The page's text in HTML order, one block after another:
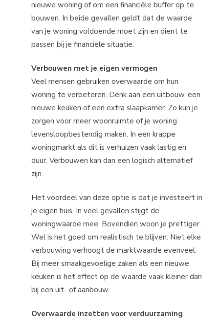
nieuwe woning of om een financiële buffer op te
bouwen. In beide gevallen geldt dat de waarde
van je woning voldoende moet zijn en dient te
passen bij je financiële situatie.
Verbouwen met je eigen vermogen
Veel mensen gebruiken overwaarde om hun
woning te verbeteren. Denk aan een uitbouw, een
nieuwe keuken of een extra slaapkamer. Zo kun je
zorgen voor meer woonruimte of je woning
levensloopbestendig maken. In een krappe
woningmarkt als dit is verhuizen vaak lastig en
duur. Verbouwen kan dan een logisch alternatief
zijn.
Het voordeel van deze optie is dat je investeert in
je eigen huis. In veel gevallen stijgt de
woningwaarde mee. Bovendien woon je prettiger.
Wel is het goed om realistisch te blijven. Niet elke
verbouwing verhoogt de marktwaarde evenveel.
Bij meer smaakgevoelige zaken als een nieuwe
keuken is het effect op de waarde vaak kleiner dan
bij een uit- of aanbouw.
Overwaarde inzetten voor verduurzaming